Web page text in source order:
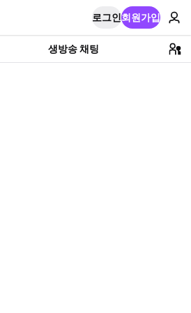
로그인회원가입
생방송 채팅